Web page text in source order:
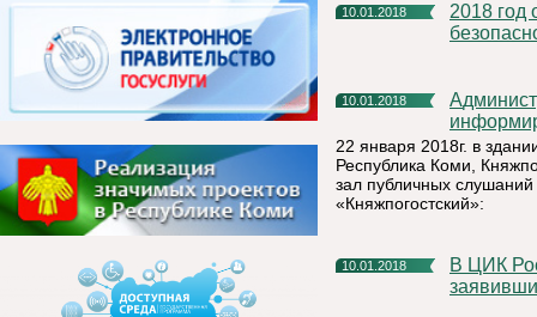
10.01.2018
2018 год объявлен в МЧС России Годом культуры
10.01.2018
Администрация муниципального района «Княжпогостский»
22 января 2018г. в
Республика Коми,
зал публичных
«Княжпогостский»:
10.01.2018
В ЦИК России завершился прием документов от граждан,